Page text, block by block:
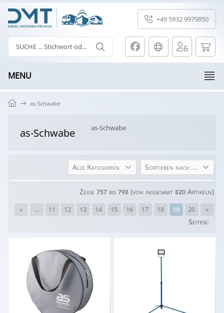
+49 5932 9979850
MENU
as-Schwabe
as-Schwabe as-Schwabe
Alle Kategorien Sortieren nach ...
Zeige 757bis 798(von insgesamt 820Artikeln)
« ... 11 12 13 14 15 16 17 18 19 20 »
Seiten: